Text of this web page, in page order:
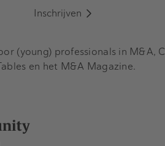
Inschrijven
(young) professionals in M&A,
en het M&A Magazine.